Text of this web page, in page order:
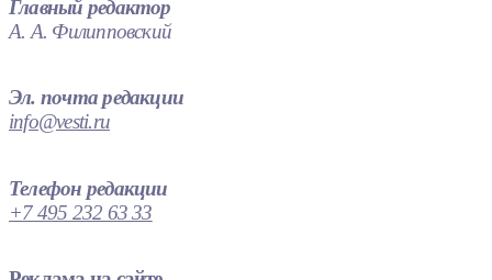
Главный редактор
А. А. Филипповский
Эл. почта редакции
info@vesti.ru
Телефон редакции
+7 495 232 63 33